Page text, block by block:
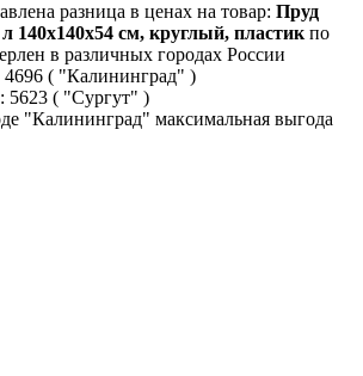
разница в ценах на товар: Пруд
140х140х54 см, круглый, пластик по
в различных городах России
4696 ( "Калининград" )
5623 ( "Сургут" )
"Калининград" максимальная выгода